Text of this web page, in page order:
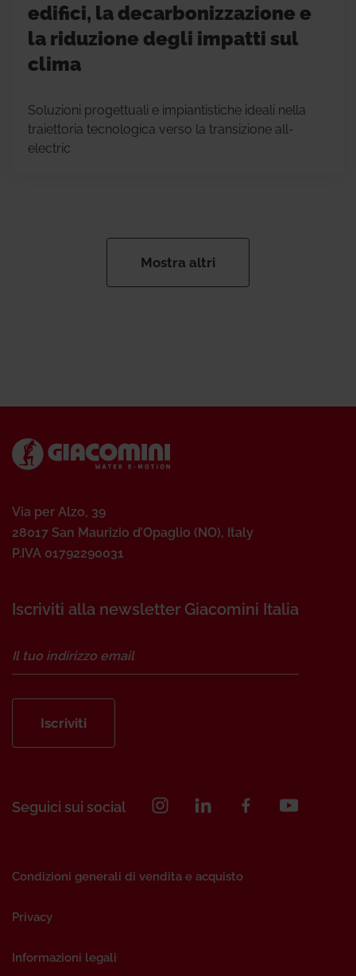
edifici, la decarbonizzazione e
la riduzione degli impatti sul
clima
Soluzioni progettuali e impiantistiche ideali nella
traiettoria tecnologica verso la transizione all-
electric
Mostra altri
Via per Alzo, 39
28017 San Maurizio d’Opaglio (NO), Italy
P.IVA 01792290031
Iscriviti alla newsletter Giacomini Italia
Iscriviti
Seguici sui social
Condizioni generali di vendita e acquisto
Privacy
Informazioni legali